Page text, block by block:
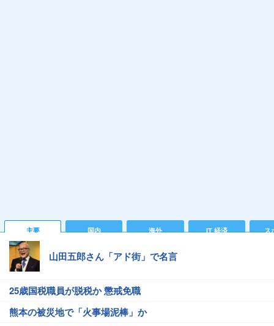
主要 国内 海外 IT 経済 ス
山田五郎さん「アド街」で名言
25歳国税職員が脱税か 懲戒免職
熊本の被災地で「火事場泥棒」か